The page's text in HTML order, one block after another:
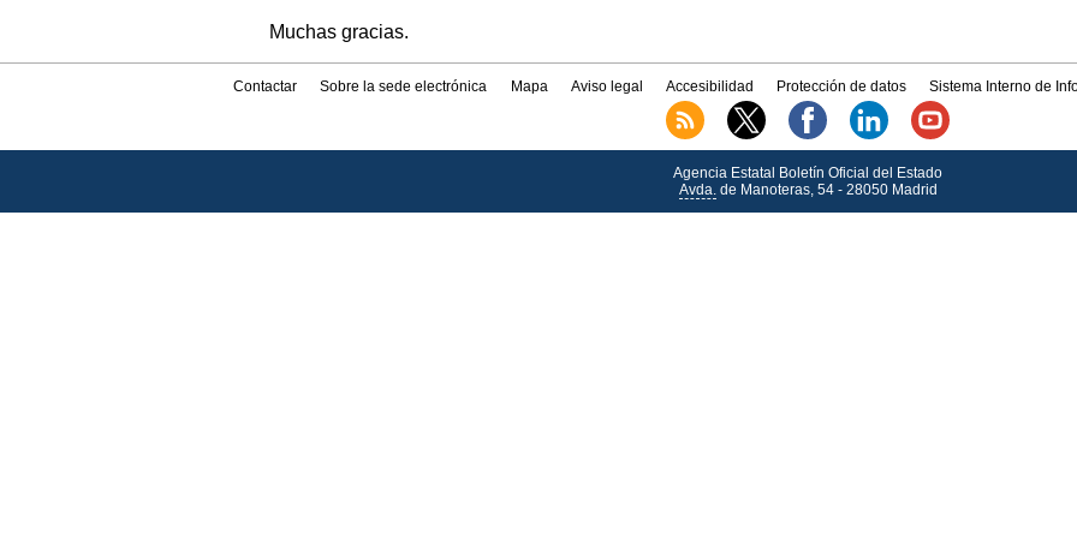
Muchas gracias.
Contactar Sobre la sede electrónica Mapa Aviso legal Accesibilidad Protección de datos Sistema Interno de
Agencia Estatal Boletín Oficial del Estado
Avda.de Manoteras, 54 - 28050 Madrid